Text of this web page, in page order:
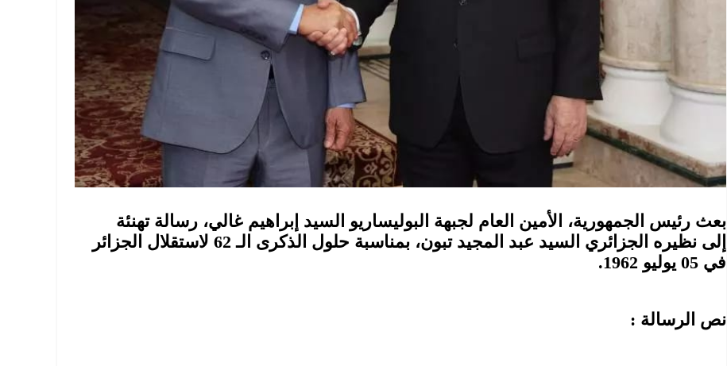
بعث رئيس الجمهورية، الأمين العام لجبهة البوليساريو السيد إبراهيم غالي، رسالة تهنئة
إلى نظيره الجزائري السيد عبد المجيد تبون، بمناسبة حلول الذكرى الـ 62 لاستقلال الجزائر
في 05 يوليو 1962.
نص الرسالة :